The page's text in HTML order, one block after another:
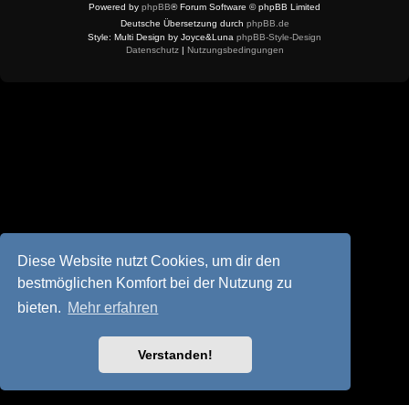
Diese Website nutzt Cookies, um dir den
bestmöglichen Komfort bei der Nutzung zu
bieten. Mehr erfahren
Verstanden!
Powered by phpBB® Forum Software © phpBB Limited
Deutsche Übersetzung durch phpBB.de
Style: Multi Design by Joyce&Luna phpBB-Style-Design
Datenschutz| Nutzungsbedingungen